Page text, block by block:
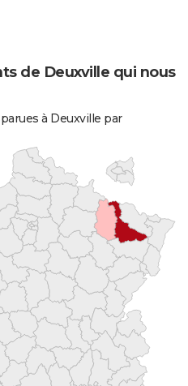
de Deuxville qui nous
à Deuxville par